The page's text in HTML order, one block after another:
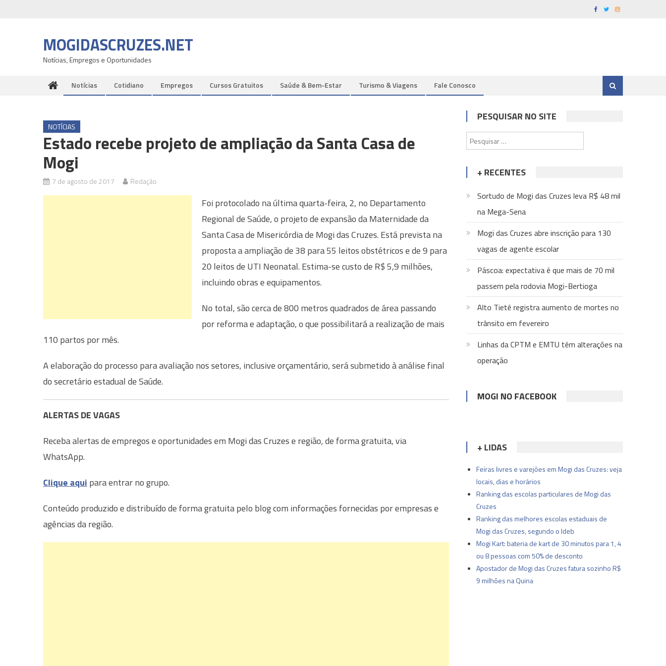
MOGIDASCRUZES.NET
Notícias, Empregos e Oportunidades
Notícias Cotidiano Empregos Cursos Gratuitos Saúde & Bem-Estar Turismo & Viagens Fale Conosco
NOTÍCIAS
Estado recebe projeto de ampliação da Santa Casa de
Mogi
7 de agosto de 2017 Redação
Foi protocolado na última quarta-feira, 2, no Departamento
Regional de Saúde, o projeto de expansão da Maternidade da
Santa Casa de Misericórdia de Mogi das Cruzes. Está prevista na
proposta a ampliação de 38 para 55 leitos obstétricos e de 9 para
20 leitos de UTI Neonatal. Estima-se custo de R$ 5,9 milhões,
incluindo obras e equipamentos.
No total, são cerca de 800 metros quadrados de área passando
por reforma e adaptação, o que possibilitará a realização de mais
110 partos por mês.
A elaboração do processo para avaliação nos setores, inclusive orçamentário, será submetido à análise final
do secretário estadual de Saúde.
ALERTAS DE VAGAS
Receba alertas de empregos e oportunidades em Mogi das Cruzes e região, de forma gratuita, via
WhatsApp.
Clique aqui para entrar no grupo.
Conteúdo produzido e distribuído de forma gratuita pelo blog com informações fornecidas por empresas e
agências da região.
PESQUISAR NO SITE
por:
+ RECENTES
Sortudo de Mogi das Cruzes leva R$ 48 mil
na Mega-Sena
Mogi das Cruzes abre inscrição para 130
vagas de agente escolar
Páscoa: expectativa é que mais de 70 mil
passem pela rodovia Mogi-Bertioga
Alto Tietê registra aumento de mortes no
trânsito em fevereiro
Linhas da CPTM e EMTU têm alterações na
operação
MOGI NO FACEBOOK
+ LIDAS
Feiras livres e varejões em Mogi das Cruzes: veja
locais, dias e horários
Ranking das escolas particulares de Mogi das
Cruzes
Ranking das melhores escolas estaduais de
Mogi das Cruzes, segundo o Ideb
Mogi Kart: bateria de kart de 30 minutos para 1, 4
ou 8 pessoas com 50% de desconto
Apostador de Mogi das Cruzes fatura sozinho R$
9 milhões na Quina